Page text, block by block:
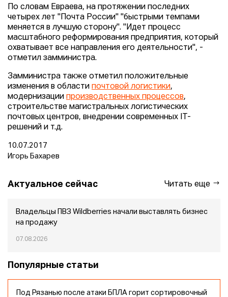
По словам Евраева, на протяжении последних
четырех лет "Почта России" "быстрыми темпами
меняется в лучшую сторону". "Идет процесс
масштабного реформирования предприятия, который
охватывает все направления его деятельности", -
отметил замминистра.
Замминистра также отметил положительные
изменения в области почтовой логистики,
модернизации производственных процессов,
строительстве магистральных логистических
почтовых центров, внедрении современных IT-
решений и т.д.
10.07.2017
Игорь Бахарев
Актуальное сейчас Читать еще
Владельцы ПВЗ Wildberries начали выставлять бизнес
на продажу
07.08.2026
Популярные статьи
Под Рязанью после атаки БПЛА горит сортировочный